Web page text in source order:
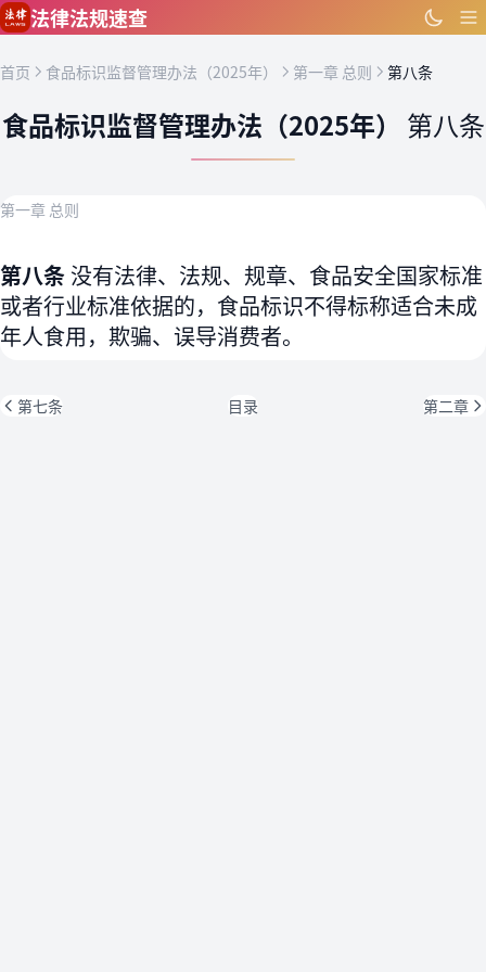
跳到主要内容
法律法规速查
首页 食品标识监督管理办法（2025年） 第一章 总则 第八条
食品标识监督管理办法（2025年） 第八条
第一章 总则
第八条 没有法律、法规、规章、食品安全国家标准
或者行业标准依据的，食品标识不得标称适合未成
年人食用，欺骗、误导消费者。
第七条 目录 第二章